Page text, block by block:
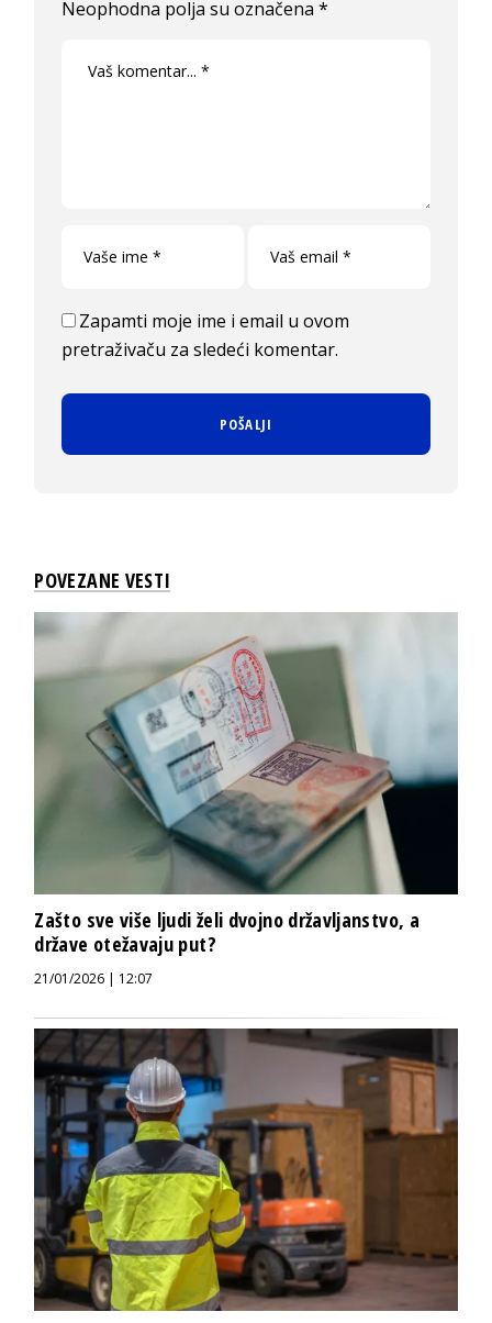
Neophodna polja su označena*
Zapamti moje ime i email u ovom
pretraživaču za sledeći komentar.
POVEZANE VESTI
Zašto sve više ljudi želi dvojno državljanstvo, a
države otežavaju put?
21/01/2026 | 12:07